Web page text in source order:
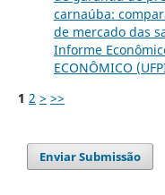
carnaúba:
de mercado das
Informe
ECONÔMICO
1 2 > >>
Enviar Submissão